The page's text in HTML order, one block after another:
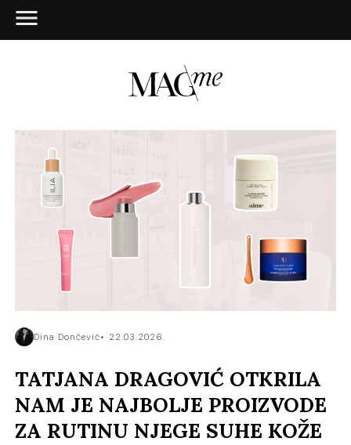
Dina Dončević 22.03.2026.
TATJANA DRAGOVIĆ OTKRILA
NAM JE NAJBOLJE PROIZVODE
ZA RUTINU NJEGE SUHE KOŽE